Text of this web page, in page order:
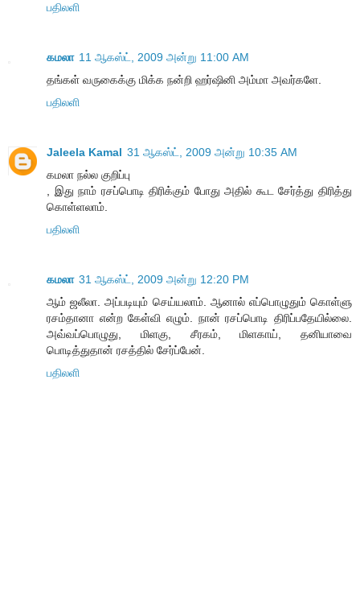
பதிலளி
கமலா 11 ஆகஸ்ட், 2009 அன்று 11:00 AM
தங்கள் வருகைக்கு மிக்க நன்றி ஹர்ஷினி அம்மா அவர்களே.
பதிலளி
Jaleela Kamal 31 ஆகஸ்ட், 2009 அன்று 10:35 AM
கமலா நல்ல குறிப்பு
, இது நாம் ர‌ச‌ப்பொடி திரிக்கும் போது அதில் கூட‌ சேர்த்து திரித்து
கொள்ள‌லாம்.
பதிலளி
கமலா 31 ஆகஸ்ட், 2009 அன்று 12:20 PM
ஆம் ஜலீலா. அப்படியும் செய்யலாம். ஆனால் எப்பொழுதும் கொள்ளு
ரசம்தானா என்ற கேள்வி எழும். நான் ரசப்பொடி திரிப்பதேயில்லை.
அவ்வப்பொழுது, மிளகு, சீரகம், மிளகாய், தனியாவை
பொடித்துதான் ரசத்தில் சேர்ப்பேன்.
பதிலளி